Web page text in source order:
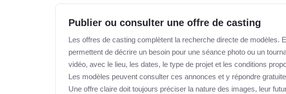
Publier ou consulter une offre de casting
Les offres de casting complètent la recherche directe de modèles.
permettent de décrire un besoin pour une séance photo ou un
vidéo, avec le lieu, les dates, le type de projet et les conditions
Les modèles peuvent consulter ces annonces et y répondre
Une offre claire doit toujours préciser la nature des images, leur